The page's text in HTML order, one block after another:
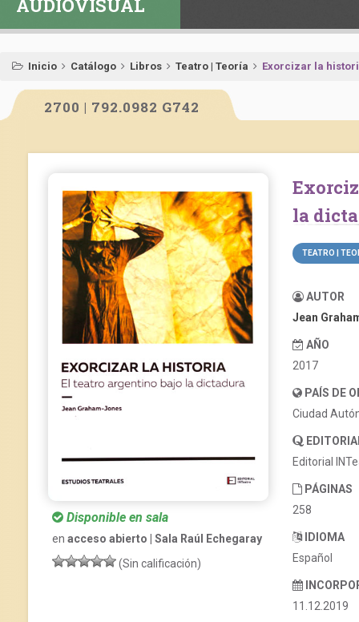
AUDIOVISUAL
Inicio Catálogo Libros Teatro | Teoría Exorcizar la
2700 | 792.0982 G742
Disponible en sala
en acceso abierto | Sala Raúl Echegaray
(Sin calificación)
Exorcizar la historia: el teatro argentino bajo
la
TEATRO |
AUTOR
Jean
AÑO
2017
PAÍS DE
Ciudad
Editorial
PÁGINAS
258
IDIOMA
Español
11.12.2019